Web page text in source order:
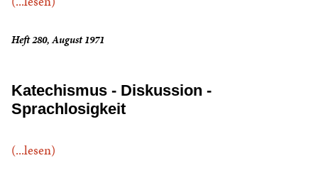
Heft 280, August 1971
Katechismus - Diskussion -
Sprachlosigkeit
(...lesen)